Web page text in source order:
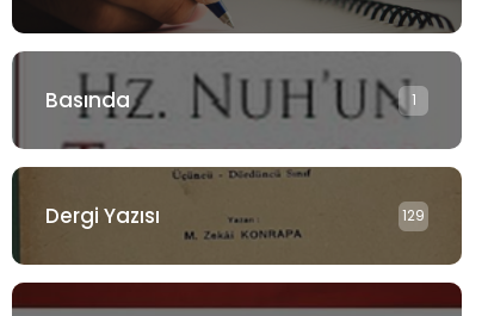
Basında 1
Dergi Yazısı 129